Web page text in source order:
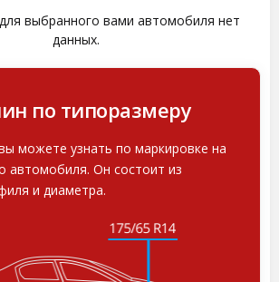
выбранного вами автомобиля нет
данных.
по типоразмеру
можете узнать по маркировке на
автомобиля. Он состоит из
и диаметра.